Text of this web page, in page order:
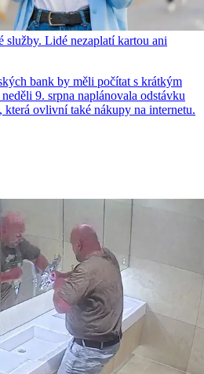
služby. Lidé nezaplatí kartou ani
bank by měli počítat s krátkým
9. srpna naplánovala odstávku
ovlivní také nákupy na internetu.